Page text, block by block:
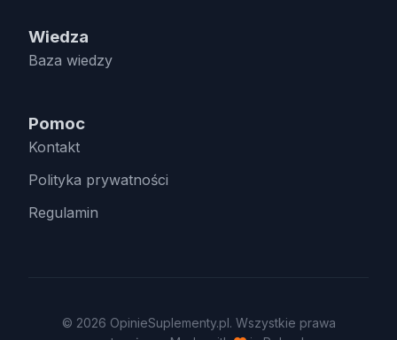
Wiedza
Baza wiedzy
Pomoc
Kontakt
Polityka prywatności
Regulamin
© 2026 OpinieSuplementy.pl. Wszystkie prawa